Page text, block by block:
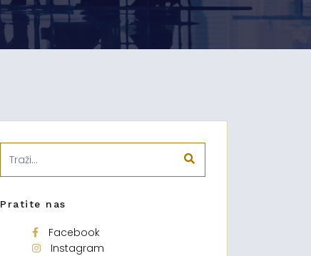
Pratite nas
Facebook
Instagram